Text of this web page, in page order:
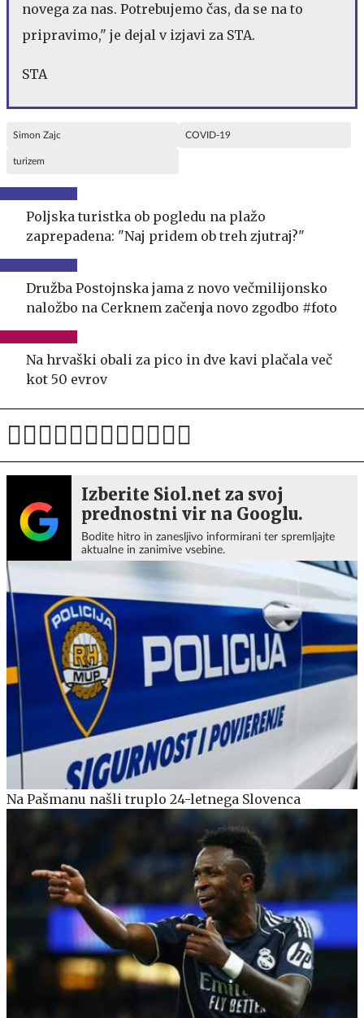
novega za nas. Potrebujemo čas, da se na to
pripravimo," je dejal v izjavi za STA.
STA
Simon Zajc COVID-19
turizem
Poljska turistka ob pogledu na plažo
zaprepadena: "Naj pridem ob treh zjutraj?"
Družba Postojnska jama z novo večmilijonsko
naložbo na Cerknem začenja novo zgodbo #foto
Na hrvaški obali za pico in dve kavi plačala več
kot 50 evrov
Izberite Siol.net za svoj
prednostni vir na Googlu.
Bodite hitro in zanesljivo informirani ter spremljajte
aktualne in zanimive vsebine.
Na Pašmanu našli truplo 24-letnega Slovenca